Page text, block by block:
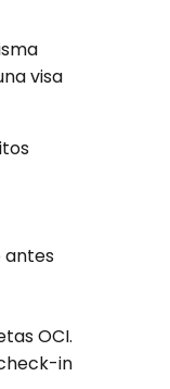
visa
antes
OCI.
in